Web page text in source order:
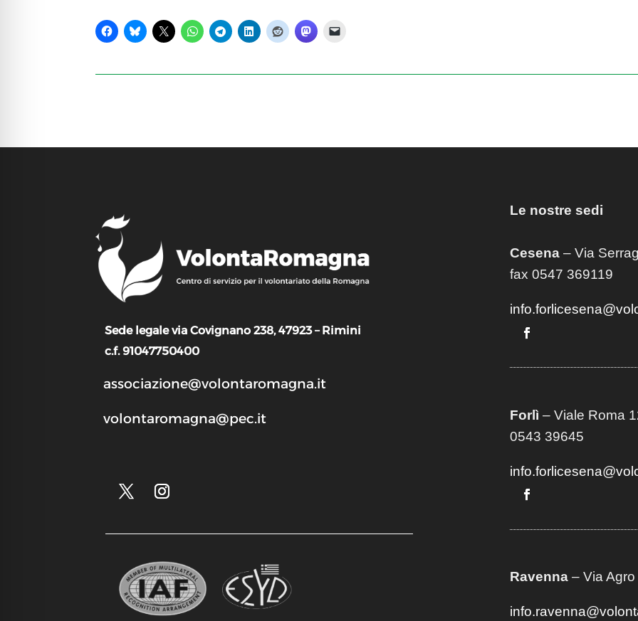
Sede legale via Covignano 238, 47923 – Rimini
c.f. 91047750400
associazione@volontaromagna.it
volontaromagna@pec.it
Le nostre sedi
Cesena– Via
fax 0547 369119
Forlì – Viale Roma
0543 39645
Ravenna– Via Agro